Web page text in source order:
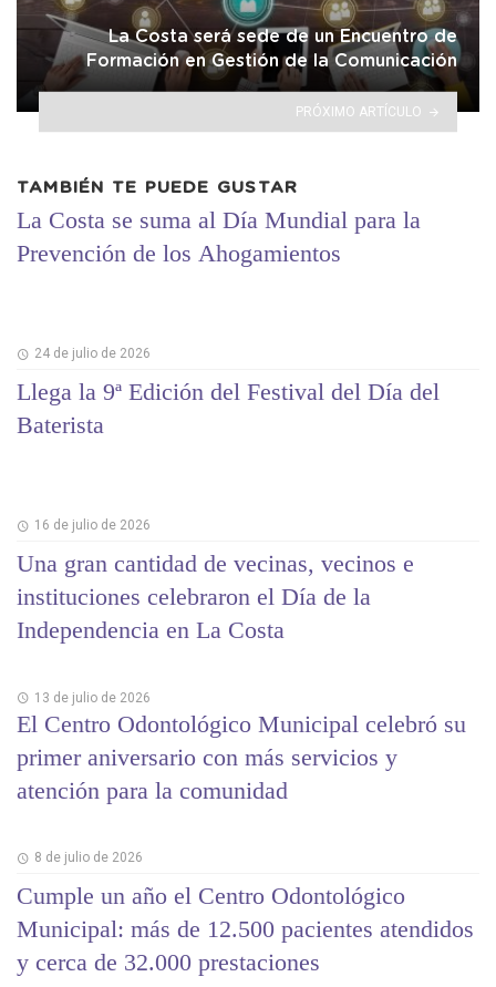
La Costa será sede de un Encuentro de
Formación en Gestión de la Comunicación
PRÓXIMO ARTÍCULO
TAMBIÉN TE PUEDE GUSTAR
La Costa se suma al Día Mundial para la
Prevención de los Ahogamientos
24 de julio de 2026
Llega la 9ª Edición del Festival del Día del
Baterista
16 de julio de 2026
Una gran cantidad de vecinas, vecinos e
instituciones celebraron el Día de la
Independencia en La Costa
13 de julio de 2026
El Centro Odontológico Municipal celebró su
primer aniversario con más servicios y
atención para la comunidad
8 de julio de 2026
Cumple un año el Centro Odontológico
Municipal: más de 12.500 pacientes atendidos
y cerca de 32.000 prestaciones